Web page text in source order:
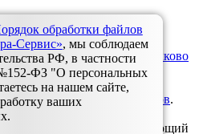
Назарово Ужур,
Шарыпово Березовка, Зыково
Ачинск Минусинск
только для наших
абонентов.
не блокирован.
Каждый следующий
обработки файлов
Сервис», мы соблюдаем
РФ, в частности
ФЗ "О персональных
на нашем сайте,
ваших